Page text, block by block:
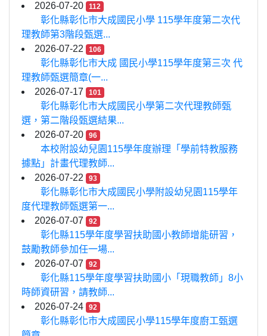
2026-07-20
112
彰化縣彰化市大成國民小學 115學年度第二次代
理教師第3階段甄選...
2026-07-22
106
彰化縣彰化市大成 國民小學115學年度第三次 代
理教師甄選簡章(一...
2026-07-17
101
彰化縣彰化市大成國民小學第二次代理教師甄
選，第二階段甄選結果...
2026-07-20
96
本校附設幼兒園115學年度辦理「學前特教服務
據點」計畫代理教師...
2026-07-22
93
彰化縣彰化市大成國民小學附設幼兒園115學年
度代理教師甄選第一...
2026-07-07
92
彰化縣115學年度學習扶助國小教師增能研習，
鼓勵教師參加任一場...
2026-07-07
92
彰化縣115學年度學習扶助國小「現職教師」8小
時師資研習，請教師...
2026-07-24
92
彰化縣彰化市大成國民小學115學年度廚工甄選